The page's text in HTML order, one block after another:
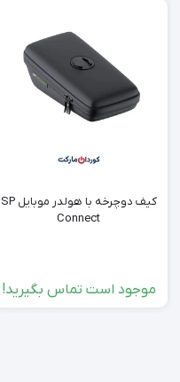
کیف دوچرخه با هولدر موبایل SP
Connect
موجود است تماس بگیرید!